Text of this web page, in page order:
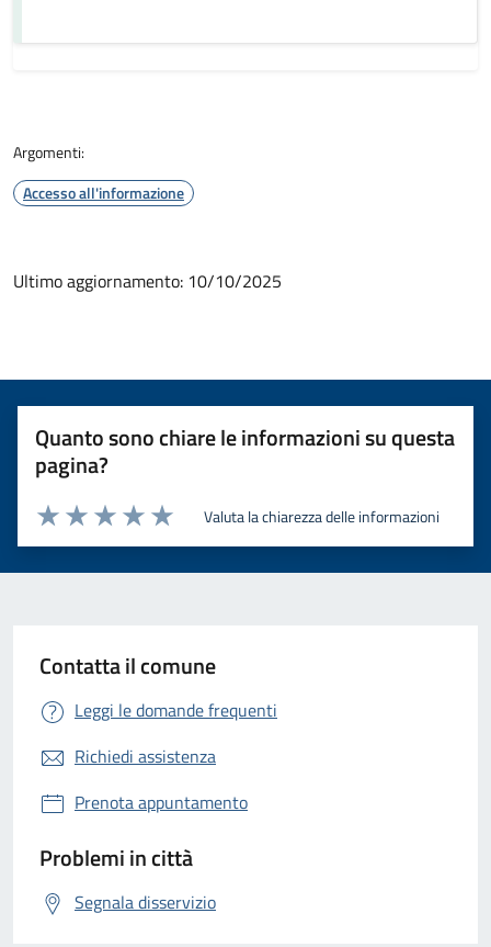
Argomenti:
Accesso all'informazione
Ultimo aggiornamento: 10/10/2025
Quanto sono chiare le informazioni su questa
pagina?
Valuta la chiarezza delle informazioni
Valuta 5 stelle su 5
Valuta 4 stelle su 5
Valuta 3 stelle su 5
Valuta 2 stelle su 5
Valuta 1 stelle su 5
Contatta il comune
Leggi le domande frequenti
Richiedi assistenza
Prenota appuntamento
Problemi in città
Segnala disservizio